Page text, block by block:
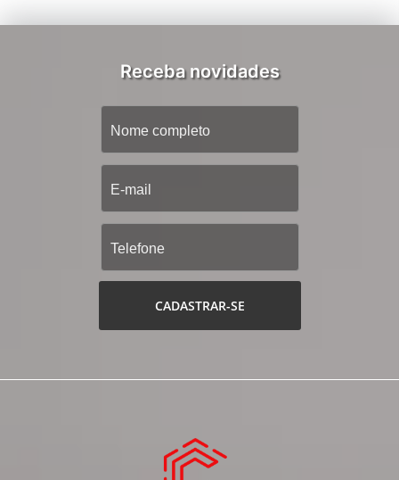
Receba novidades
CADASTRAR-SE